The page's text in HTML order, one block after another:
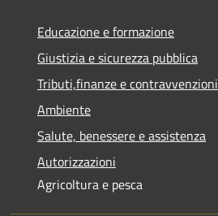
Educazione e formazione
Giustizia e sicurezza pubblica
Tributi,finanze e contravvenzioni
Ambiente
Salute, benessere e assistenza
Autorizzazioni
Agricoltura e pesca